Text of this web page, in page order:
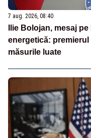
7 aug. 2026, 08:40
Ilie Bolojan, mesaj
energetică:
măsurile luate